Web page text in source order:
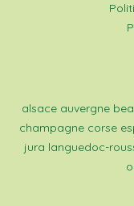
alsace auvergne
champagne corse
jura languedoc-